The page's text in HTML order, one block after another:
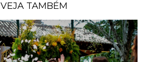
VEJA TAMBÉM